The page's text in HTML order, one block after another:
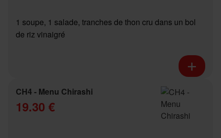
1 soupe, 1 salade, tranches de thon cru dans un bol
de riz vinaigré
CH4 - Menu Chirashi
19.30 €